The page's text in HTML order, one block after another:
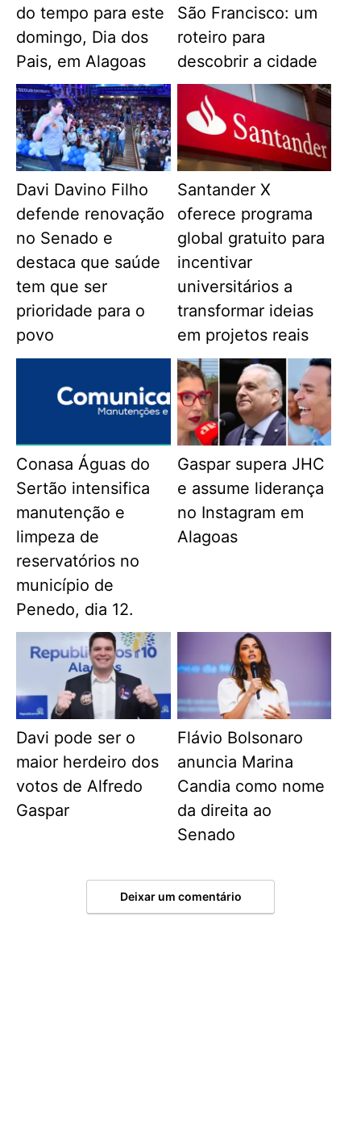
do tempo para este
domingo, Dia dos
Pais, em Alagoas
São Francisco: um
roteiro para
descobrir a cidade
Davi Davino Filho
defende renovação
no Senado e
destaca que saúde
tem que ser
prioridade para o
povo
Santander X
oferece programa
global gratuito para
incentivar
universitários a
transformar ideias
em projetos reais
Conasa Águas do
Sertão intensifica
manutenção e
limpeza de
reservatórios no
município de
Penedo, dia 12.
Gaspar supera JHC
e assume liderança
no Instagram em
Alagoas
Davi pode ser o
maior herdeiro dos
votos de Alfredo
Gaspar
Flávio Bolsonaro
anuncia Marina
Candia como nome
da direita ao
Senado
Deixar um comentário